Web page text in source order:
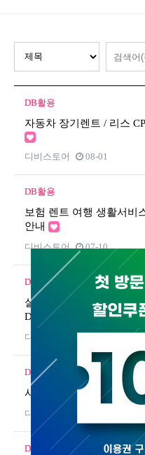
DB활용
자동차 장기렌트 / 리스
디비스토어 08-01
DB활용
보험 렌트 여행 생활서비
안내
디비스토어 07-10
DB활용
실시간 3분 이내 N스마
DB 확보하는 방법
디비스토어 08-10
DB활용
사업자 업종 DB를 검색
디비스토어
DB활용